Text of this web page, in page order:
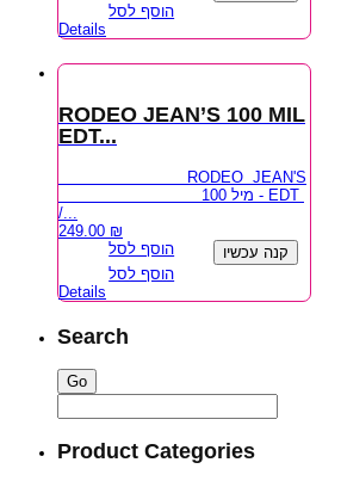
הוסף לסל
Details
RODEO JEAN’S 100 MIL
EDT...
RODEO JEAN'S
100 מיל - EDT
/...
249.00 ₪
הוסף לסל
קנה עכשיו
הוסף לסל
Details
Search
Product Categories